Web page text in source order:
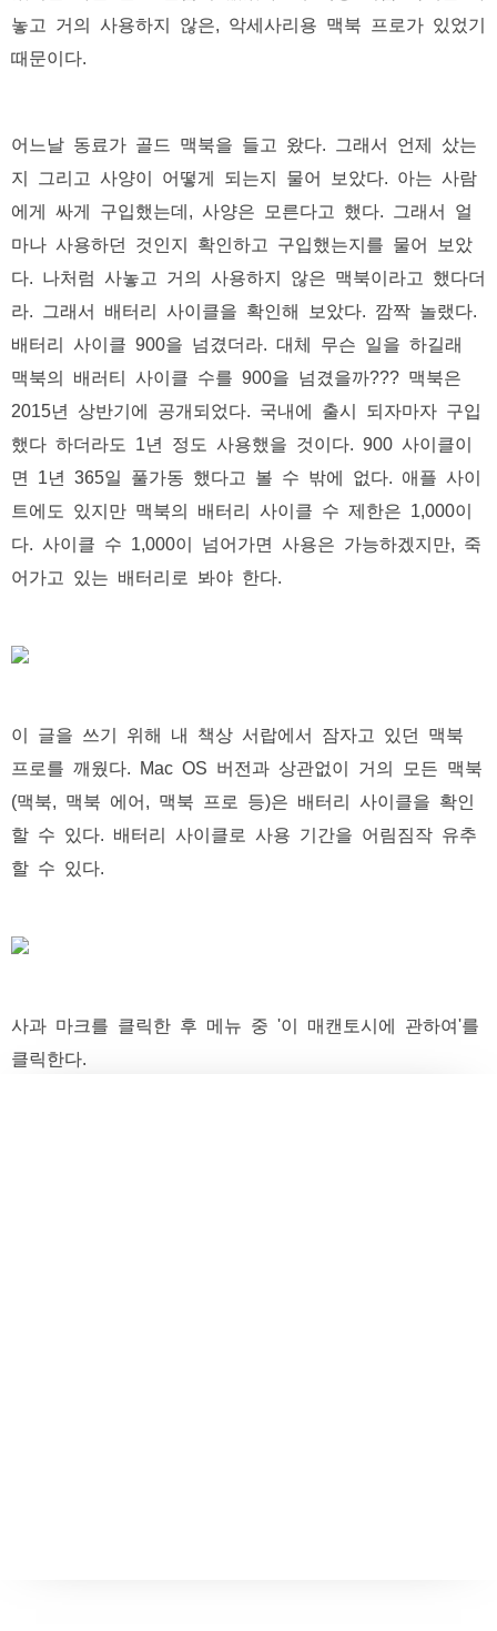
놓고 거의 사용하지 않은, 악세사리용 맥북 프로가 있었기
때문이다.
어느날 동료가 골드 맥북을 들고 왔다. 그래서 언제 샀는
지 그리고 사양이 어떻게 되는지 물어 보았다. 아는 사람
에게 싸게 구입했는데, 사양은 모른다고 했다. 그래서 얼
마나 사용하던 것인지 확인하고 구입했는지를 물어 보았
다. 나처럼 사놓고 거의 사용하지 않은 맥북이라고 했다더
라. 그래서 배터리 사이클을 확인해 보았다. 깜짝 놀랬다.
배터리 사이클 900을 넘겼더라. 대체 무슨 일을 하길래
맥북의 배러티 사이클 수를 900을 넘겼을까??? 맥북은
2015년 상반기에 공개되었다. 국내에 출시 되자마자 구입
했다 하더라도 1년 정도 사용했을 것이다. 900 사이클이
면 1년 365일 풀가동 했다고 볼 수 밖에 없다. 애플 사이
트에도 있지만 맥북의 배터리 사이클 수 제한은 1,000이
다. 사이클 수 1,000이 넘어가면 사용은 가능하겠지만, 죽
어가고 있는 배터리로 봐야 한다.
이 글을 쓰기 위해 내 책상 서랍에서 잠자고 있던 맥북
프로를 깨웠다. Mac OS 버전과 상관없이 거의 모든 맥북
(맥북, 맥북 에어, 맥북 프로 등)은 배터리 사이클을 확인
할 수 있다. 배터리 사이클로 사용 기간을 어림짐작 유추
할 수 있다.
사과 마크를 클릭한 후 메뉴 중 '이 매캔토시에 관하여'를
클릭한다.